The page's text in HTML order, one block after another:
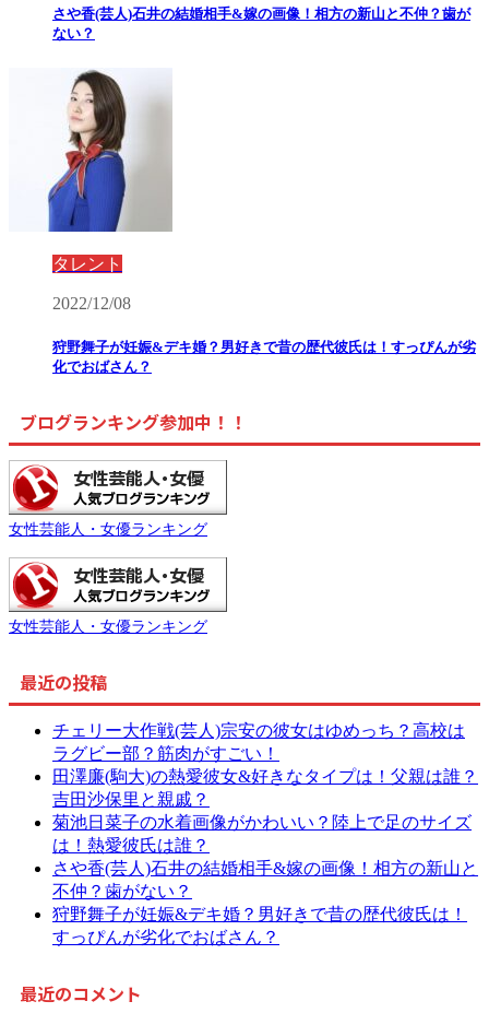
さや香(芸人)石井の結婚相手&嫁の画像！相方の新山と不仲？歯が
ない？
タレント
2022/12/08
狩野舞子が妊娠&デキ婚？男好きで昔の歴代彼氏は！すっぴんが劣
化でおばさん？
ブログランキング参加中！！
女性芸能人・女優ランキング
女性芸能人・女優ランキング
最近の投稿
チェリー大作戦(芸人)宗安の彼女はゆめっち？高校は
ラグビー部？筋肉がすごい！
田澤廉(駒大)の熱愛彼女&好きなタイプは！父親は誰？
吉田沙保里と親戚？
菊池日菜子の水着画像がかわいい？陸上で足のサイズ
は！熱愛彼氏は誰？
さや香(芸人)石井の結婚相手&嫁の画像！相方の新山と
不仲？歯がない？
狩野舞子が妊娠&デキ婚？男好きで昔の歴代彼氏は！
すっぴんが劣化でおばさん？
最近のコメント